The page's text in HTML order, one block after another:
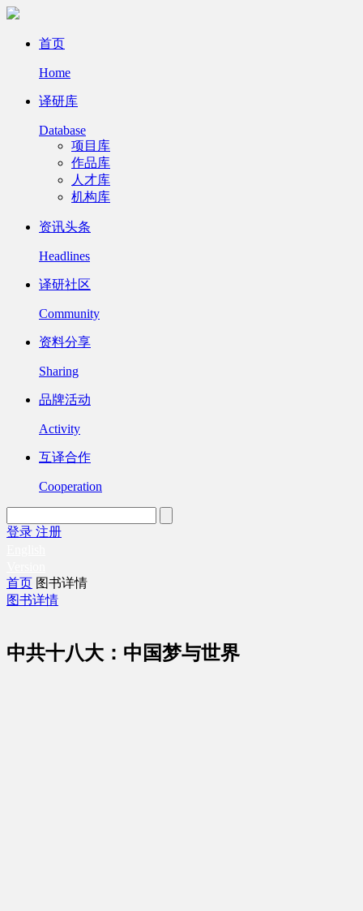
首页
Home
译研库
Database
项目库
作品库
人才库
机构库
资讯头条
Headlines
译研社区
Community
资料分享
Sharing
品牌活动
Activity
互译合作
Cooperation
登录 注册
首页 图书详情
图书详情
中共十八大：中国梦与世界